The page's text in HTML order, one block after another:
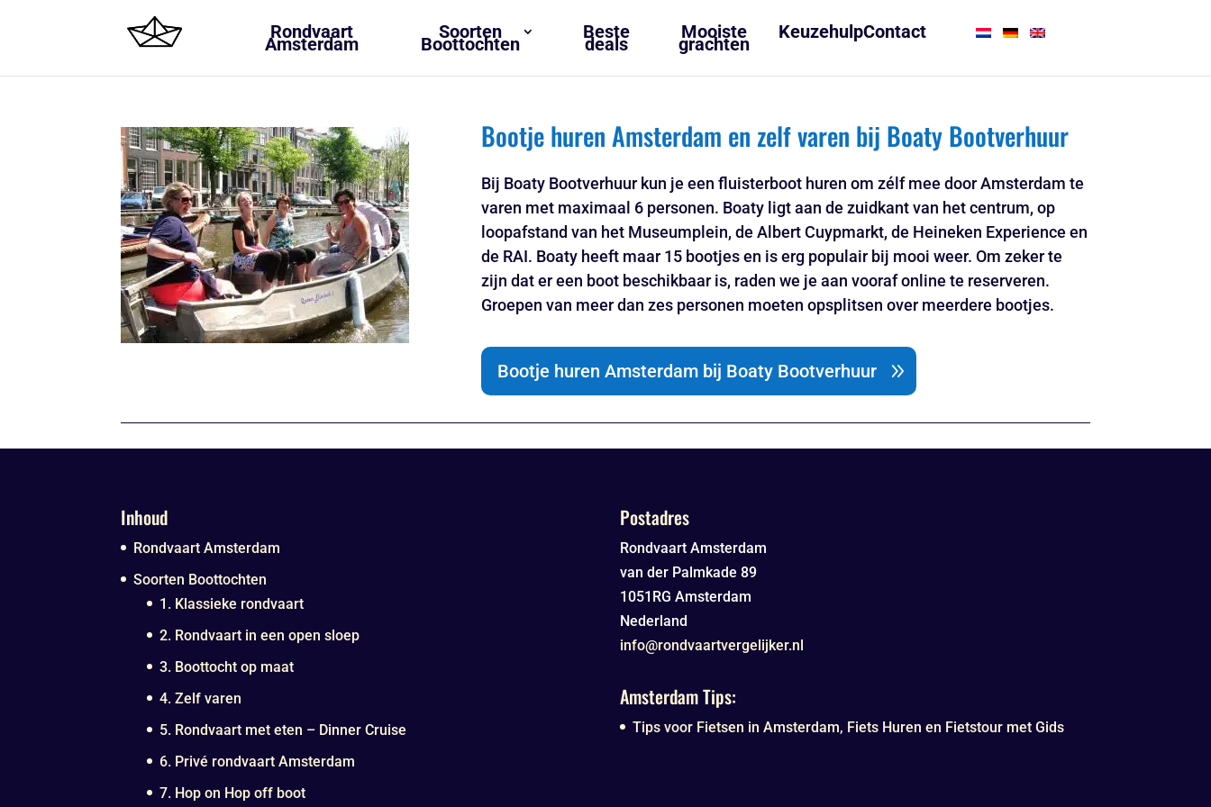
Bootje huren Amsterdam en zelf varen bij Boaty Bootverhuur
Bij Boaty Bootverhuur kun je een fluisterboot huren om zélf mee door Amsterdam te
varen met maximaal 6 personen. Boaty ligt aan de zuidkant van het centrum, op
loopafstand van het Museumplein, de Albert Cuypmarkt, de Heineken Experience en
de RAI. Boaty heeft maar 15 bootjes en is erg populair bij mooi weer. Om zeker te
zijn dat er een boot beschikbaar is, raden we je aan vooraf online te reserveren.
Groepen van meer dan zes personen moeten opsplitsen over meerdere bootjes.
Bootje huren Amsterdam bij Boaty Bootverhuur
Inhoud
Rondvaart Amsterdam
Soorten Boottochten
1. Klassieke rondvaart
2. Rondvaart in een open sloep
3. Boottocht op maat
4. Zelf varen
5. Rondvaart met eten – Dinner Cruise
6. Privé rondvaart Amsterdam
7. Hop on Hop off boot
Postadres
Rondvaart Amsterdam
van der Palmkade 89
1051RG Amsterdam
Nederland
info@rondvaartvergelijker.nl
Amsterdam Tips:
Tips voor Fietsen in Amsterdam, Fiets Huren en Fietstour met Gids
Rondvaart
Amsterdam
Soorten
Boottochten
Beste
deals
Mooiste
grachten
KeuzehulpContact